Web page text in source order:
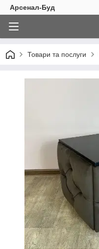
Арсенал-Буд
Товари та послуги